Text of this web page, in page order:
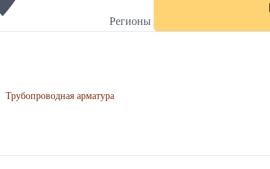
Регионы
Трубопроводная арматура